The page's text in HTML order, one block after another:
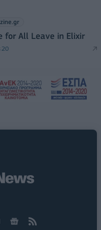
for All Leave in Elixir